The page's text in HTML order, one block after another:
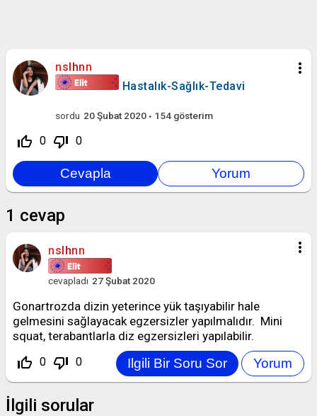
more_vert
nslhnn
Hastalık-Sağlık-Tedavi
sordu 20 Şubat 2020 154 gösterim
thumb_up_off_alt 0 thumb_down_off_alt 0
1 cevap
more_vert
nslhnn
cevapladı 27 Şubat 2020
Gonartrozda dizin yeterince yük taşıyabilir hale
gelmesini sağlayacak egzersizler yapılmalıdır. Mini
squat, terabantlarla diz egzersizleri yapılabilir.
thumb_up_off_alt 0 thumb_down_off_alt 0
İlgili sorular